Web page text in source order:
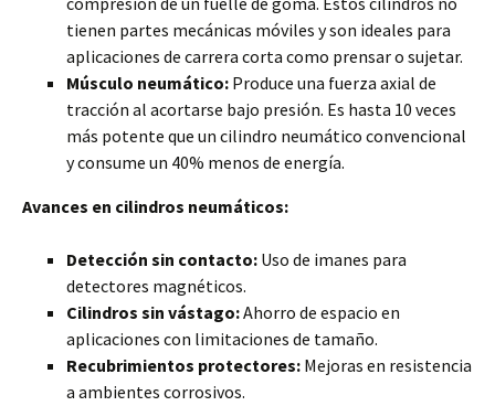
tienen partes mecánicas móviles y son ideales para
aplicaciones de carrera corta como prensar o sujetar.
Músculo neumático: Produce una fuerza axial de
tracción al acortarse bajo presión. Es hasta 10 veces
más potente que un cilindro neumático convencional
y consume un 40% menos de energía.
Avances en cilindros neumáticos:
Detección sin contacto: Uso de imanes para
detectores magnéticos.
Cilindros sin vástago:Ahorro de espacio en
aplicaciones con limitaciones de tamaño.
Recubrimientos protectores: Mejoras en resistencia
a ambientes corrosivos.